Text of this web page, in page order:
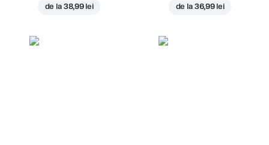
de la 38,99 lei de la 36,99 lei